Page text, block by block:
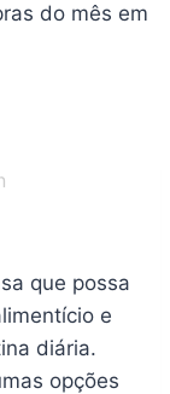
do mês em
que possa
e
diária.
opções